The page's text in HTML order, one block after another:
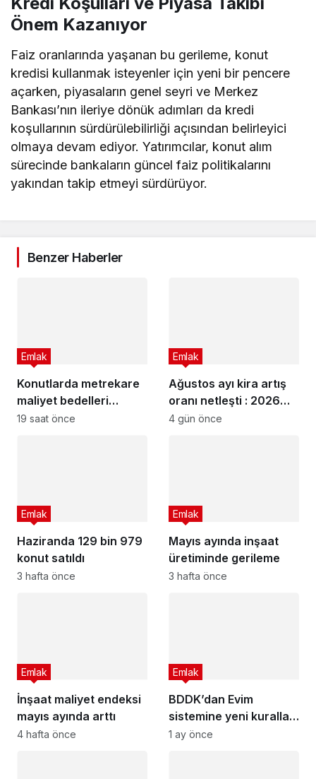
Önem Kazanıyor
Faiz oranlarında yaşanan bu gerileme, konut
kredisi kullanmak isteyenler için yeni bir pencere
açarken, piyasaların genel seyri ve Merkez
Bankası’nın ileriye dönük adımları da kredi
koşullarının sürdürülebilirliği açısından belirleyici
olmaya devam ediyor. Yatırımcılar, konut alım
sürecinde bankaların güncel faiz politikalarını
yakından takip etmeyi sürdürüyor.
Benzer Haberler
Konutlarda metrekare
maliyet bedelleri
güncellendi
Emlak
19 saat önce
Ağustos ayı kira artış
oranı netleşti : 2026
Ağustos ayı kira artış
Emlak
4 gün önce
Haziranda 129 bin 979
konut satıldı
Emlak
3 hafta önce
Mayıs ayında inşaat
üretiminde gerileme
Emlak
3 hafta önce
İnşaat maliyet endeksi
mayıs ayında arttı
Emlak
4 hafta önce
BDDK’dan Evim
sistemine yeni kurallar
geldi
Emlak
1 ay önce